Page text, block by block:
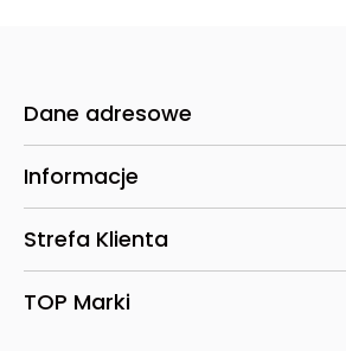
Dane adresowe
Informacje
Strefa Klienta
TOP Marki